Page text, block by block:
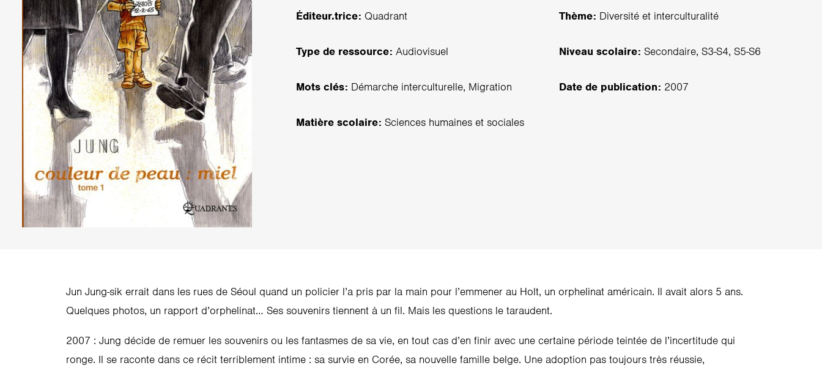
Éditeur.trice: Quadrant
Type de ressource: Audiovisuel
Mots clés: Démarche interculturelle, Migration
Matière scolaire: Sciences humaines et sociales
Thème: Diversité et interculturalité
Niveau scolaire: Secondaire, S3-S4, S5-S6
Date de publication: 2007
Jun Jung-sik errait dans les rues de Séoul quand un policier l’a pris par la main pour l’emmener au Holt, un orphelinat américain. Il avait alors 5 ans.
Quelques photos, un rapport d’orphelinat… Ses souvenirs tiennent à un fil. Mais les questions le taraudent.
2007 : Jung décide de remuer les souvenirs ou les fantasmes de sa vie, en tout cas d’en finir avec une certaine période teintée de l’incertitude qui
ronge. Il se raconte dans ce récit terriblement intime : sa survie en Corée, sa nouvelle famille belge. Une adoption pas toujours très réussie,